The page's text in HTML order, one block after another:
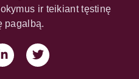
ir teikiant tęstinę
pagalbą.